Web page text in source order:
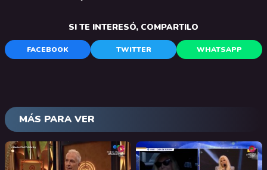
SI TE INTERESÓ, COMPARTILO
FACEBOOK TWITTER WHATSAPP
MÁS PARA VER